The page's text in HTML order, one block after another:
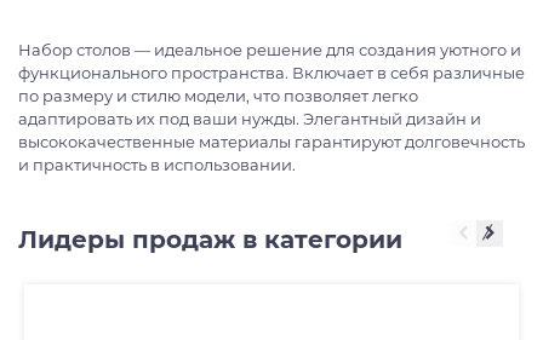
Набор столов — идеальное решение для создания уютного и
функционального пространства. Включает в себя различные
по размеру и стилю модели, что позволяет легко
адаптировать их под ваши нужды. Элегантный дизайн и
высококачественные материалы гарантируют долговечность
и практичность в использовании.
Лидеры продаж в категории